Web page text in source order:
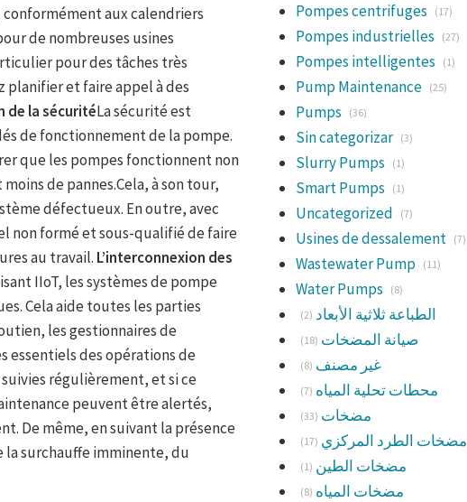
aux calendriers
de nombreuses usines
pour des tâches très
planifier et faire appel à des
de la sécuritéLa sécurité est
de fonctionnement de la pompe.
que les pompes fonctionnent non
de pannes.Cela, à son tour,
défectueux. En outre, avec
non formé et sous-qualifié de faire
au travail. L’interconnexion des
IIoT, les systèmes de pompe
Cela aide toutes les parties
les gestionnaires de
essentiels des opérations de
régulièrement, et si ce
peuvent être alertés,
De même, en suivant la présence
la surchauffe imminente, du
Pompes centrifuges (17)
Pompes industrielles (27)
Pompes intelligentes (1)
Pump Maintenance (25)
Pumps (36)
Sin categorizar (3)
Slurry Pumps (1)
Smart Pumps (1)
Uncategorized (7)
Usines de dessalement (7)
Wastewater Pump (11)
Water Pumps (8)
الطباعة ثلاثية الأبعاد (2)
صيانة المضخات (18)
غير مصنف (8)
محطات تحلية المياه (7)
مضخات (33)
مضخات الطرد المركزي (17)
مضخات الطين (1)
مضخات المياه (8)